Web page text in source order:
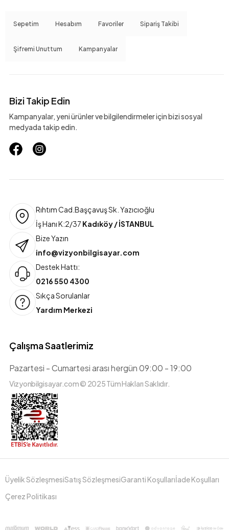
Sepetim Hesabım Favoriler Sipariş Takibi
Şifremi Unuttum Kampanyalar
Bizi Takip Edin
Kampanyalar, yeni ürünler ve bilgilendirmeler için bizi sosyal
medyada takip edin.
Rıhtım Cad.Başçavuş Sk. Yazıcıoğlu
İş Hanı K:2/37 Kadıköy / İSTANBUL
Bize Yazın
info@vizyonbilgisayar.com
Destek Hattı:
0216 550 4300
Sıkça Sorulanlar
Yardım Merkezi
Çalışma Saatlerimiz
Pazartesi - Cumartesi arası hergün 09:00 - 19:00
Vizyonbilgisayar.com © 2025 Tüm Hakları Saklıdır.
Üyelik SözleşmesiSatış SözleşmesiGaranti Koşullarıİade Koşulları
Çerez Politikası